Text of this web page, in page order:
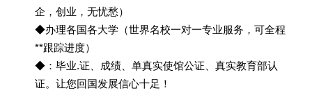
企，创业，无忧愁）
◆办理各国各大学（世界名校一对一专业服务，可全程
**跟踪进度）
◆：毕业.证、成绩、单真实使馆公证、真实教育部认
证。让您回国发展信心十足！